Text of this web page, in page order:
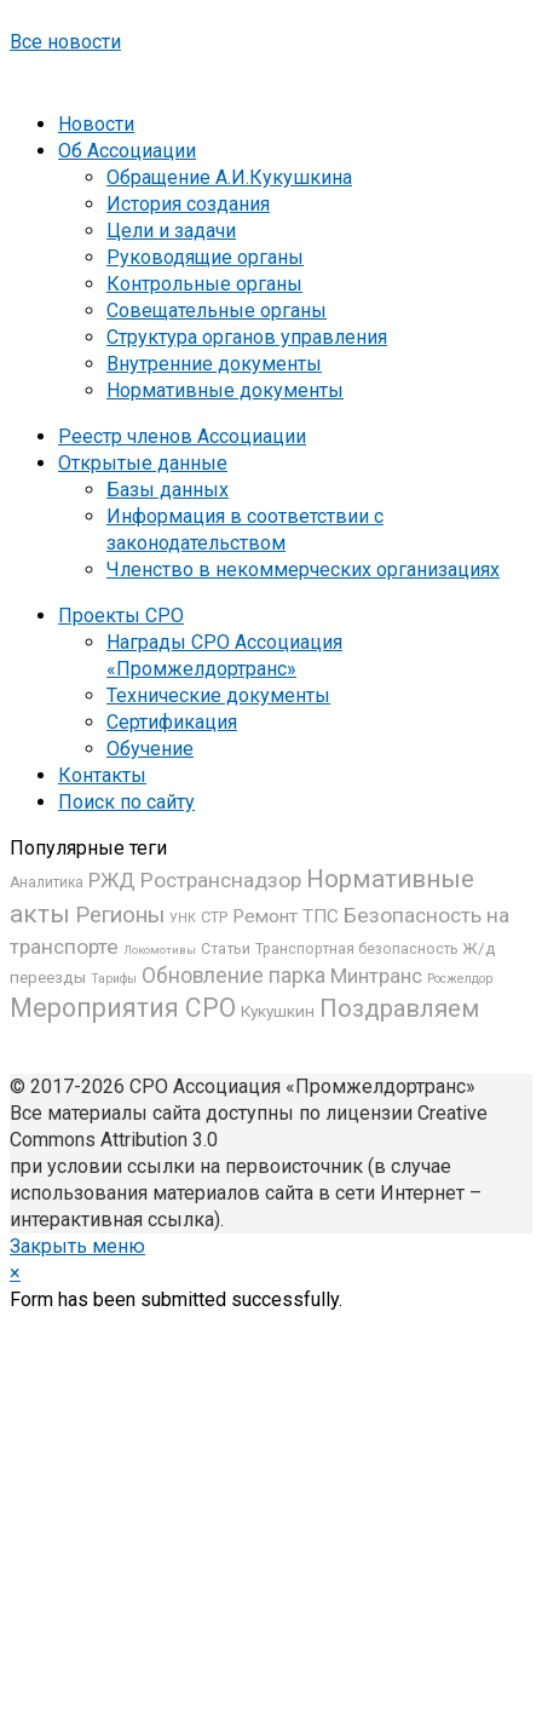
Все новости
Новости
Об Ассоциации
Обращение А.И.Кукушкина
История создания
Цели и задачи
Руководящие органы
Контрольные органы
Совещательные органы
Структура органов управления
Внутренние документы
Нормативные документы
Реестр членов Ассоциации
Открытые данные
Базы данных
Информация в соответствии с
законодательством
Членство в некоммерческих организациях
Проекты СРО
Награды СРО Ассоциация
«Промжелдортранс»
Технические документы
Сертификация
Обучение
Контакты
Поиск по сайту
Популярные теги
Аналитика РЖД Ространснадзор Нормативные
акты Регионы УНК СТР Ремонт ТПС Безопасность на
транспорте
Локомотивы Статьи Транспортная безопасность Ж/д
переезды Тарифы Обновление парка Минтранс Росжелдор
Мероприятия СРО Кукушкин Поздравляем
© 2017-2026 СРО Ассоциация «Промжелдортранс»
Все материалы сайта доступны по лицензии Creative
Commons Attribution 3.0
при условии ссылки на первоисточник (в случае
использования материалов сайта в сети Интернет –
интерактивная ссылка).
Закрыть меню
×
Form has been submitted successfully.